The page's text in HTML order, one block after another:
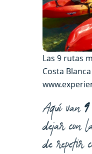
Las 9 rutas
Costa
Aquí van
dejar con
de repetir